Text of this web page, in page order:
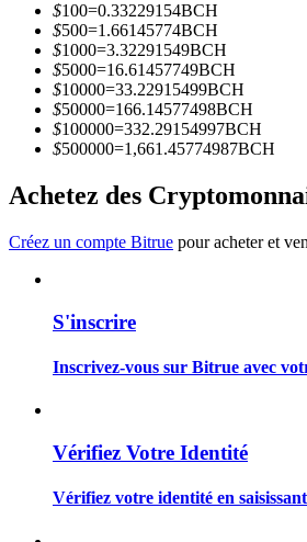
Devenez un trader de copie
Information
Analyse de mégadonnées, y
$100=0.33229154BCH
$500=1.66145774BCH
$1000=3.32291549BCH
$5000=16.61457749BCH
$10000=33.22915499BCH
$50000=166.14577498BCH
$100000=332.29154997BCH
$500000=1,661.45774987BCH
Achetez des
Créez un compte Bitrue pour acheter et
S'inscrire
Inscrivez-vous sur Bitrue avec
Vérifiez Votre Identité
Vérifiez votre identité en